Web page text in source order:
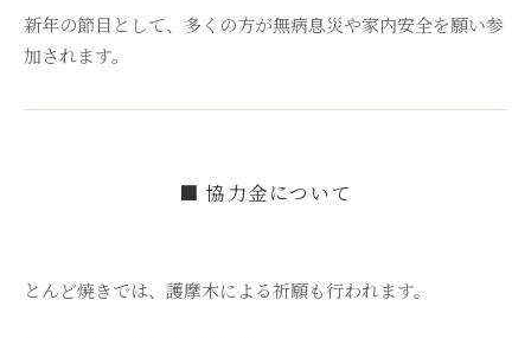
新年の節目として、多くの方が無病息災や家内安全を願い参
加されます。
■ 協力金について
とんど焼きでは、護摩木による祈願も行われます。